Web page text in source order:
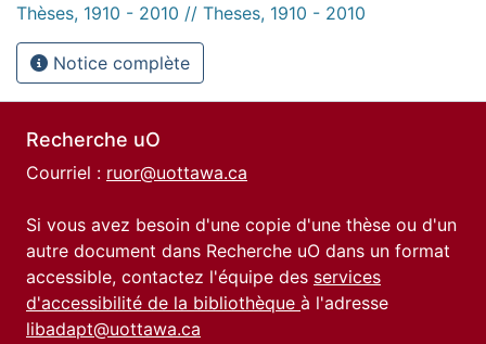
Thèses, 1910 - 2010 // Theses, 1910 - 2010
Notice complète
Recherche uO
Courriel : ruor@uottawa.ca
Si vous avez besoin d'une copie d'une thèse ou d'un
autre document dans Recherche uO dans un format
accessible, contactez l'équipe des services
d'accessibilité de la bibliothèque à l'adresse
libadapt@uottawa.ca